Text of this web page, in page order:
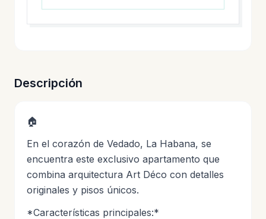
Descripción
🏠
En el corazón de Vedado, La Habana, se
encuentra este exclusivo apartamento que
combina arquitectura Art Déco con detalles
originales y pisos únicos.
*Características principales:*